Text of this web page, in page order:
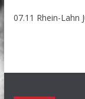
07.11 Rhein-Lahn